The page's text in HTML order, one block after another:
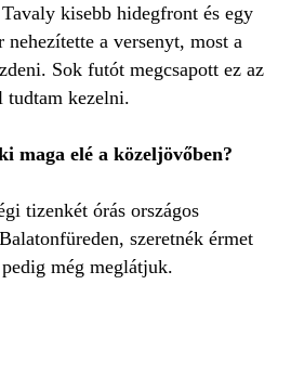
kisebb hidegfront és egy
a versenyt, most a
Sok futót megcsapott ez az
tudtam kezelni.
maga elé a közeljövőben?
tizenkét órás országos
szeretnék érmet
még meglátjuk.